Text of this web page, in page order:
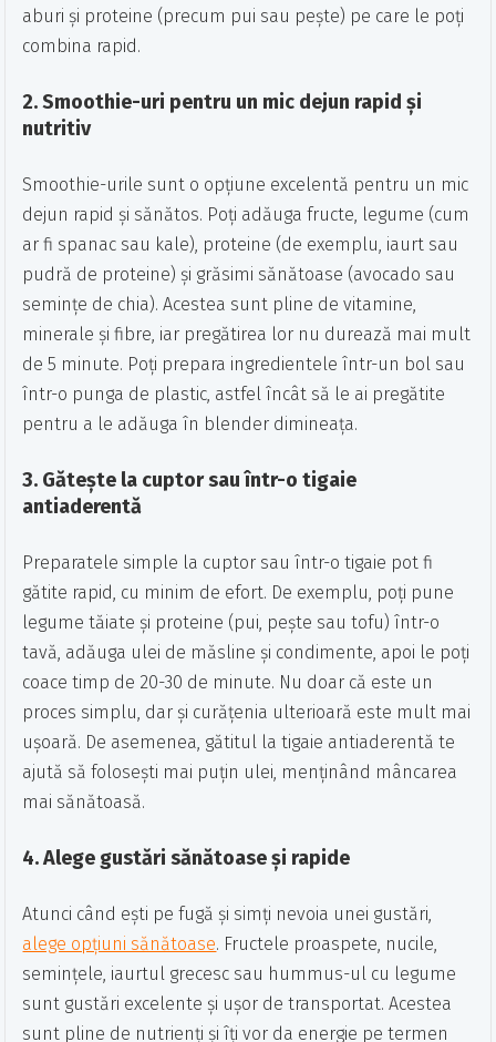
aburi și proteine (precum pui sau pește) pe care le poți
combina rapid.
2.Smoothie-uri pentru un mic dejun rapid și
nutritiv
Smoothie-urile sunt o opțiune excelentă pentru un mic
dejun rapid și sănătos. Poți adăuga fructe, legume (cum
ar fi spanac sau kale), proteine (de exemplu, iaurt sau
pudră de proteine) și grăsimi sănătoase (avocado sau
semințe de chia). Acestea sunt pline de vitamine,
minerale și fibre, iar pregătirea lor nu durează mai mult
de 5 minute. Poți prepara ingredientele într-un bol sau
într-o punga de plastic, astfel încât să le ai pregătite
pentru a le adăuga în blender dimineața.
3. Gătește la cuptor sau într-o tigaie
antiaderentă
Preparatele simple la cuptor sau într-o tigaie pot fi
gătite rapid, cu minim de efort. De exemplu, poți pune
legume tăiate și proteine (pui, pește sau tofu) într-o
tavă, adăuga ulei de măsline și condimente, apoi le poți
coace timp de 20-30 de minute. Nu doar că este un
proces simplu, dar și curățenia ulterioară este mult mai
ușoară. De asemenea, gătitul la tigaie antiaderentă te
ajută să folosești mai puțin ulei, menținând mâncarea
mai sănătoasă.
4.Alege gustări sănătoase și rapide
Atunci când ești pe fugă și simți nevoia unei gustări,
alege opțiuni sănătoase. Fructele proaspete, nucile,
semințele, iaurtul grecesc sau hummus-ul cu legume
sunt gustări excelente și ușor de transportat. Acestea
sunt pline de nutrienți și îți vor da energie pe termen